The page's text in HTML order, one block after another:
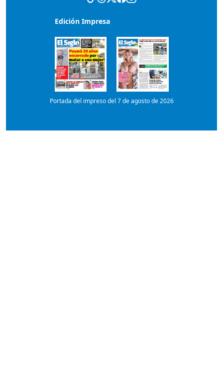
Edición Impresa
Portada del impreso del 7 de agosto de 2026